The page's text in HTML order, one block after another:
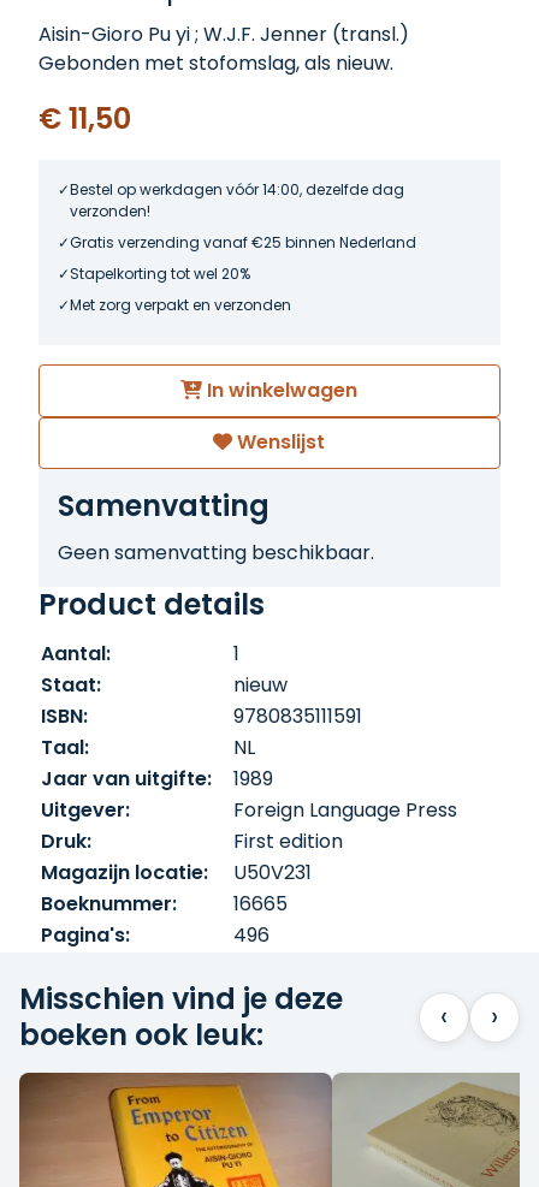
Aisin-Gioro Pu yi ; W.J.F. Jenner (transl.)
Gebonden met stofomslag, als nieuw.
€ 11,50
Bestel op werkdagen vóór 14:00, dezelfde dag
verzonden!
Gratis verzending vanaf €25 binnen Nederland
Stapelkorting tot wel 20%
Met zorg verpakt en verzonden
In winkelwagen
Wenslijst
Samenvatting
Geen samenvatting beschikbaar.
Product details
Aantal:
1
Staat:
nieuw
ISBN:
9780835111591
Taal:
NL
Jaar van uitgifte:
1989
Uitgever:
Foreign Language Press
Druk:
First edition
Magazijn locatie:
U50V231
Boeknummer:
16665
Pagina's:
496
Misschien vind je deze
boeken ook leuk:
‹ ›